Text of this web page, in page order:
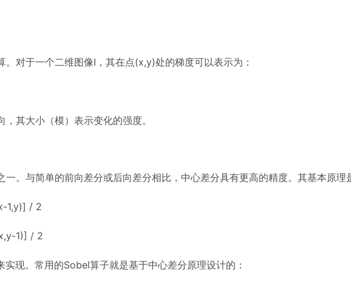
对于一个二维图像I，其在点(x,y)处的梯度可以表示为：
其大小（模）表示变化的强度。
一。与简单的前向差分或后向差分相比，中心差分具有更高的精度。其基本原理
1,y)] / 2
1)] / 2
现。常用的Sobel算子就是基于中心差分原理设计的：